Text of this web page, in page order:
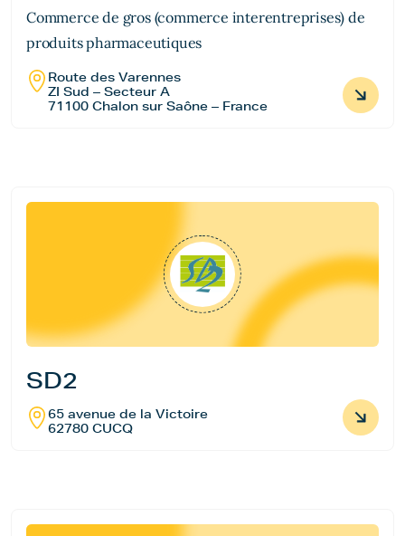
Commerce de gros (commerce interentreprises) de
produits pharmaceutiques
Route des Varennes
ZI Sud – Secteur A
71100 Chalon sur Saône – France
SD2
65 avenue de la Victoire
62780 CUCQ